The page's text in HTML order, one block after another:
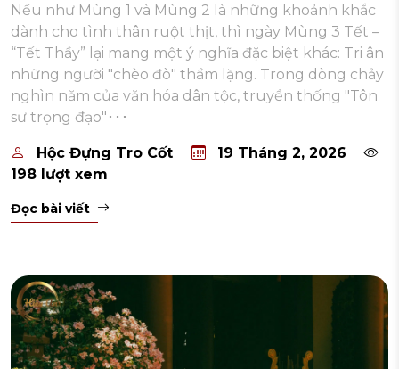
Nếu như Mùng 1 và Mùng 2 là những khoảnh khắc
dành cho tình thân ruột thịt, thì ngày Mùng 3 Tết –
“Tết Thầy” lại mang một ý nghĩa đặc biệt khác: Tri ân
những người "chèo đò" thầm lặng. Trong dòng chảy
nghìn năm của văn hóa dân tộc, truyền thống "Tôn
sư trọng đạo"･･･
Hộc Đựng Tro Cốt
19 Tháng 2, 2026
198 lượt xem
Đọc bài viết